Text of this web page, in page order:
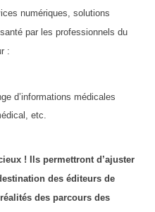
numériques, solutions
par les professionnels du
:
d’informations médicales
etc.
! Ils permettront d’ajuster
des éditeurs de
des parcours des